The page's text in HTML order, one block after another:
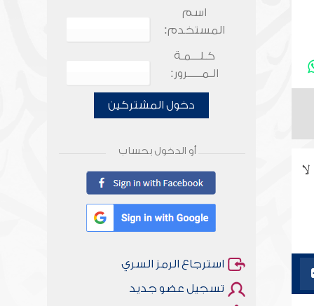
اسم
المستخدم:
كـلـــمـة
الـمـــــرور:
دخول المشتركين
أو الدخول بحساب
استرجاع الرمز السري
تسجيل عضو جديد